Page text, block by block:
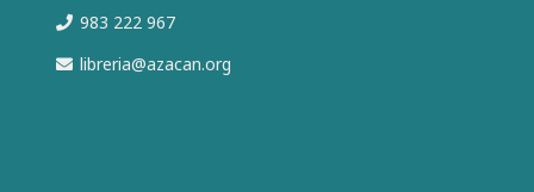
983 222 967
libreria@azacan.org